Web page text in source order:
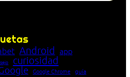
Android app
curiosidad
Google Chrome guía